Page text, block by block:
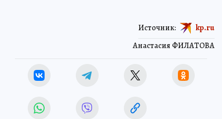
Анастасия ФИЛАТОВА
Источник: kp.ru